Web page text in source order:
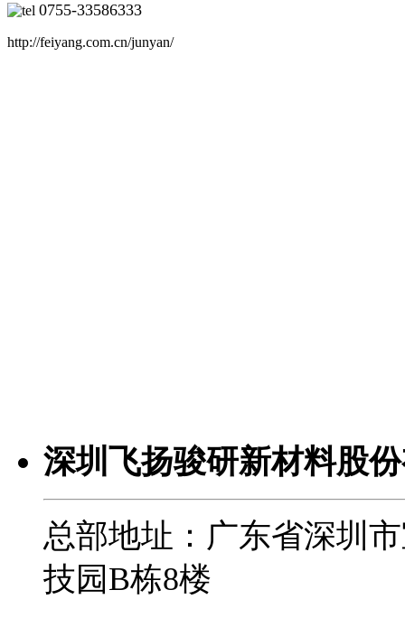
0755-33586333
http://feiyang.com.cn/junyan/
深圳飞扬骏研新材料股
总部地址：广东省深圳
技园B栋8楼